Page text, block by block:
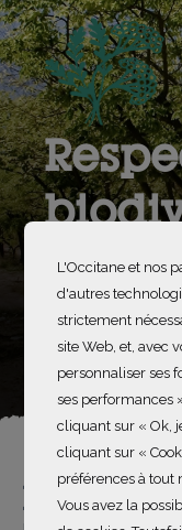
7
hectares de
voir les projets
Nos
L'Occitane et nos
d'autres
strictement
site Web, et, avec
personnaliser ses
ses performances
cliquant sur « Ok,
cliquant sur «
préférences à tout
Vous avez la